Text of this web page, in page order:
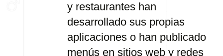
y restaurantes han
desarrollado sus propias
aplicaciones o han publicado
menús en sitios web y redes